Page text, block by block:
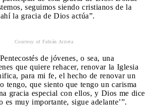
seguimos siendo cristianos de la
la gracia de Dios actúa”.
Courtesy of Fabián Arrieta
de jóvenes, o sea, una
que quiere rehacer, renovar la Iglesia
para mi fe, el hecho de renovar un
tengo, que siento que tengo un carisma
gracia especial con ellos, y Dios me dice
es muy importante, sigue adelante’”.